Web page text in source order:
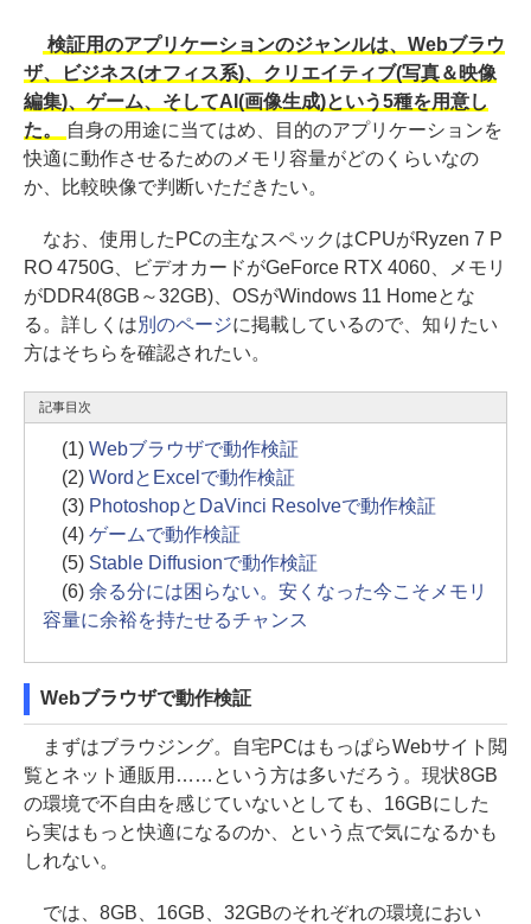
検証用のアプリケーションのジャンルは、Webブラウ
ザ、ビジネス(オフィス系)、クリエイティブ(写真＆映像
編集)、ゲーム、そしてAI(画像生成)という5種を用意し
た。
自身の用途に当てはめ、目的のアプリケーションを
快適に動作させるためのメモリ容量がどのくらいなの
か、比較映像で判断いただきたい。
なお、使用したPCの主なスペックはCPUがRyzen 7 P
RO 4750G、ビデオカードがGeForce RTX 4060、メモリ
がDDR4(8GB～32GB)、OSがWindows 11 Homeとな
る。詳しくは別のページに掲載しているので、知りたい
方はそちらを確認されたい。
記事目次
(1) Webブラウザで動作検証
(2) WordとExcelで動作検証
(3) PhotoshopとDaVinci Resolveで動作検証
(4) ゲームで動作検証
(5) Stable Diffusionで動作検証
(6) 余る分には困らない。安くなった今こそメモリ
容量に余裕を持たせるチャンス
Webブラウザで動作検証
まずはブラウジング。自宅PCはもっぱらWebサイト閲
覧とネット通販用……という方は多いだろう。現状8GB
の環境で不自由を感じていないとしても、16GBにした
ら実はもっと快適になるのか、という点で気になるかも
しれない。
では、8GB、16GB、32GBのそれぞれの環境におい